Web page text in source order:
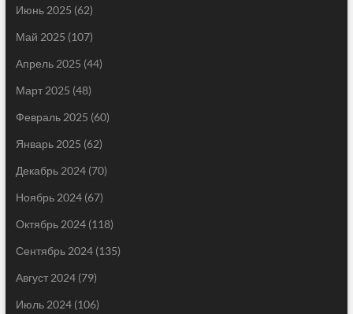
Июнь 2025 (62)
Май 2025 (107)
Апрель 2025 (44)
Март 2025 (48)
Февраль 2025 (60)
Январь 2025 (62)
Декабрь 2024(70)
Ноябрь 2024(67)
Октябрь 2024(118)
Сентябрь 2024(135)
Август 2024(79)
Июль 2024(106)